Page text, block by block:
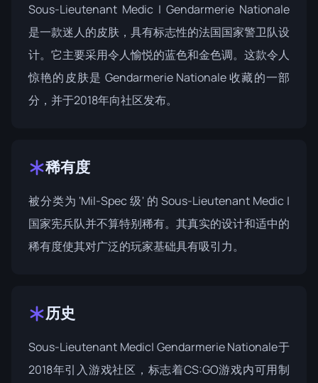
Sous-Lieutenant Medic | Gendarmerie Nationale
是一款迷人的皮肤，具有标志性的法国国家警卫队设
计。它主要采用令人愉悦的蓝色和金色调。这款令人
惊艳的皮肤是 Gendarmerie Nationale 收藏的一部
分，并于2018年向社区发布。
稀有度
被分类为 'Mil-Spec 级' 的 Sous-Lieutenant Medic |
国家宪兵队并不算特别稀有。其真实的设计和适中的
稀有度使其对广泛的玩家基础具有吸引力。
历史
Sous-Lieutenant Medic| Gendarmerie Nationale于
2018年引入游戏社区，标志着CS:GO游戏内可用制